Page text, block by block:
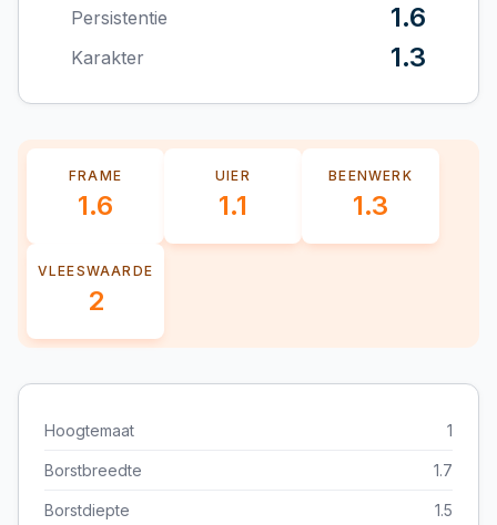
Persistentie 1.6
Karakter 1.3
FRAME
1.6
UIER
1.1
BEENWERK
1.3
VLEESWAARDE
2
Hoogtemaat 1
Borstbreedte 1.7
Borstdiepte 1.5